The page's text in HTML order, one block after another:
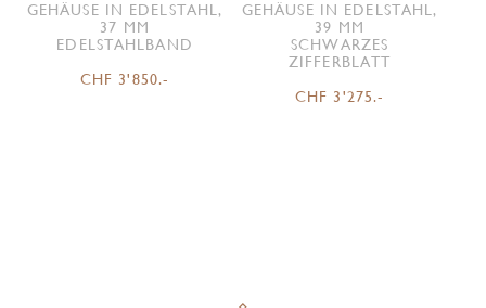
GEHÄUSE IN EDELSTAHL,
37 MM
EDELSTAHLBAND
CHF 3'850.-
GEHÄUSE IN EDELSTAHL,
39 MM
SCHWARZES
ZIFFERBLATT
CHF 3'275.-